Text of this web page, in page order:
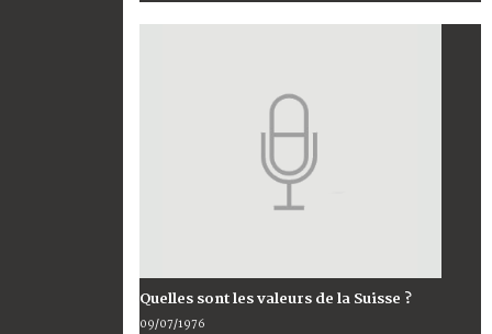
Quelles sont les valeurs de la Suisse ?
09/07/1976